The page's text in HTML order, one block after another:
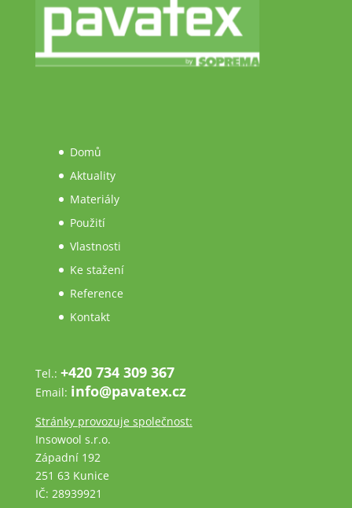
Domů
Aktuality
Materiály
Použití
Vlastnosti
Ke stažení
Reference
Kontakt
Tel.: +420 734 309 367
Email: info@pavatex.cz
Stránky provozuje společnost:
Insowool s.r.o.
Západní 192
251 63 Kunice
IČ: 28939921